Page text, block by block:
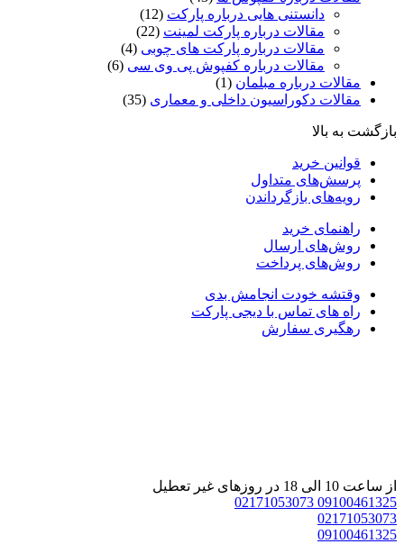
دانستنی هایی درباره پارکت(12)
مقالات درباره پارکت لمینت(22)
مقالات درباره پارکت های چوبی(4)
مقالات درباره کفپوش پی وی سی(6)
مقالات درباره مبلمان(1)
مقالات دکوراسیون داخلی و معماری(35)
به بالا
قوانین خرید
پرسش‌های متداول
رویه‌های بازگرداندن
راهنمای خرید
روش‌های ارسال
روش‌های پرداخت
وقتشه خودت انجامش بدی
راه های تماس با دیجی پارکت
رهگیری سفارش
ساعت 10 الی 18 در روزهای غیر تعطیل
02171053073